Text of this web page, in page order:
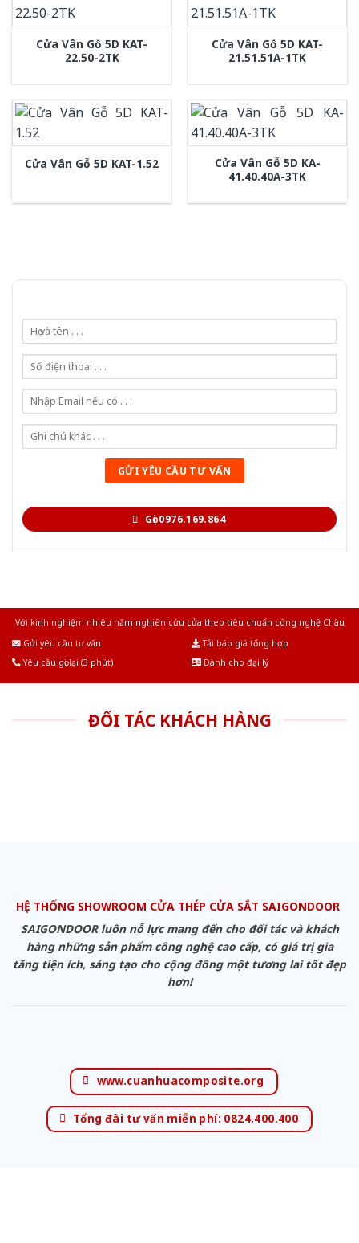
Cửa Vân Gỗ 5D KAT-
22.50-2TK
Cửa Vân Gỗ 5D KAT-
21.51.51A-1TK
Cửa Vân Gỗ 5D KAT-1.52
Cửa Vân Gỗ 5D KA-
41.40.40A-3TK
Gọi 0976.169.864
Với kinh nghiệm nhiêu năm nghiên cứu cửa theo tiêu chuẩn công nghệ Châu
Gửi yêu cầu tư vấn
Tải báo giá tổng hợp
Yêu cầu gọi lại (3 phút)
Dành cho đại lý
ĐỐI TÁC KHÁCH HÀNG
HỆ THỐNG SHOWROOM CỬA THÉP CỬA SẮT SAIGONDOOR
SAIGONDOOR luôn nỗ lực mang đến cho đối tác và khách
hàng những sản phẩm công nghệ cao cấp, có giá trị gia
tăng tiện ích, sáng tạo cho cộng đồng một tương lai tốt đẹp
hơn!
www.cuanhuacomposite.org
Tổng đài tư vấn miễn phí: 0824.400.400